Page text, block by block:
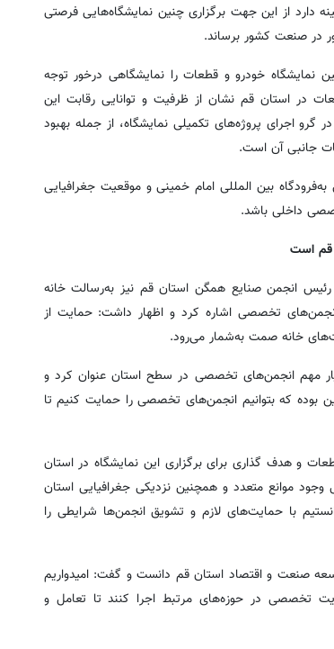
دارد از این جهت برگزاری چنین نمایشگاه‌هایی فرصتی
در صنعت کشور برساند.
نمایشگاه خودرو و قطعات را نمایشگاهی درخور توجه
در استان قم نشان از ظرفیت و توانایی رقابت این
گرو اجرای پروژه‌های تکمیلی نمایشگاه، از جمله بهبود
جانبی آن است.
بین المللی امام خمینی و موقعیت جغرافیایی
داخلی باشد.
قم است
انجمن صنایع همگن استان قم نیز به‌رسالت خانه
تخصصی اشاره کرد و اظهار داشت: حمایت از
خانه صمت به‌شمار می‌رود.
مهم انجمن‌های تخصصی در سطح استان عنوان کرد و
بوده که بتوانیم انجمن‌های تخصصی را حمایت کنیم تا
و هدف گذاری برای برگزاری این نمایشگاه در استان
وجود موانع متعدد و همچنین نزدیکی جغرافیایی استان
با حمایت‌های لازم و تشویق انجمن‌ها شرایطی را
صنعت و اقتصاد استان قم دانست و گفت: امیدواریم
تخصصی در حوزه‌های مرتبط اجرا کنند تا تعامل و